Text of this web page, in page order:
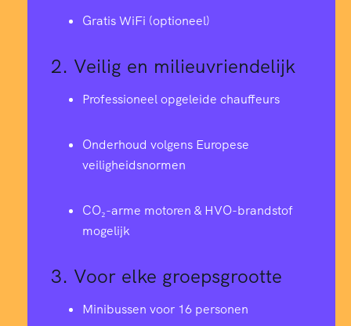
Gratis WiFi (optioneel)
2. Veilig en milieuvriendelijk
Professioneel opgeleide chauffeurs
Onderhoud volgens Europese
veiligheidsnormen
CO₂-arme motoren & HVO-brandstof
mogelijk
3. Voor elke groepsgrootte
Minibussen voor 16 personen
0
9
8
0
7
4
1
9
6
6
4
2
8
6
3
6
1
4
4
5
9
5
6
6
7
8